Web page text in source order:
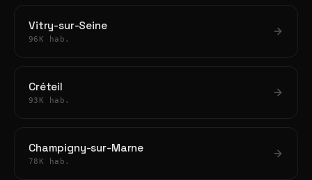
Vitry-sur-Seine
96K hab.
Créteil
93K hab.
Champigny-sur-Marne
78K hab.